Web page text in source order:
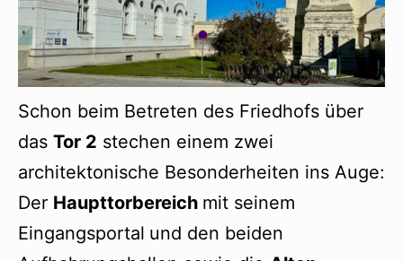
Schon beim Betreten des Friedhofs über
das Tor 2 stechen einem zwei
architektonische Besonderheiten ins Auge:
Der Haupttorbereich mit seinem
Eingangsportal und den beiden